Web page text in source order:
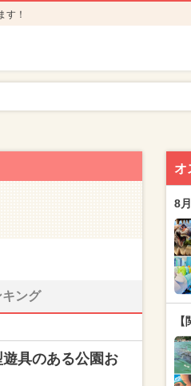
す！
キング
具のある公園お
オ
8